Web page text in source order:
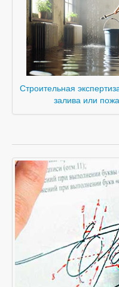
Строительная
залива или